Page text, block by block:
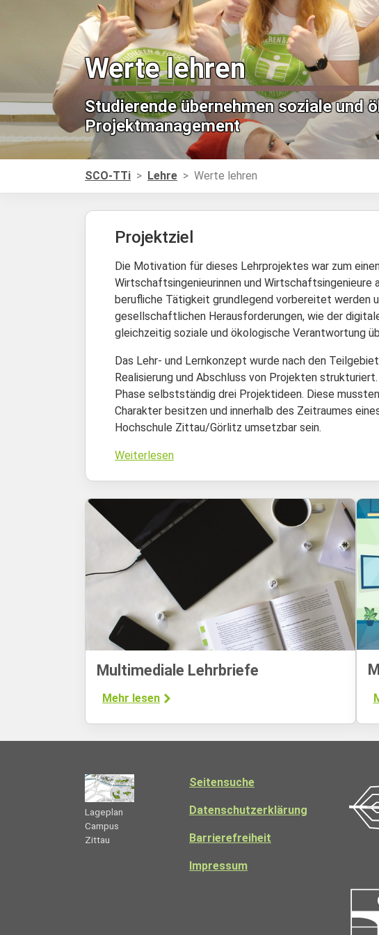
Werte lehren
Studierende übernehmen soziale und
Projektmanagement
SCO-TTi Lehre Werte lehren
Projektziel
Die Motivation für dieses Lehrprojektes war zum
Wirtschaftsingenieurinnen und
berufliche Tätigkeit grundlegend vorbereitet werden
gesellschaftlichen Herausforderungen, wie der
gleichzeitig soziale und ökologische Verantwortung
Das Lehr- und Lernkonzept wurde nach den
Realisierung und Abschluss von Projekten
Phase selbstständig drei Projektideen. Diese
Charakter besitzen und innerhalb des Zeitraumes
Hochschule Zittau/Görlitz umsetzbar sein.
Weiterlesen
Multimediale Lehrbriefe
Mehr lesen
Lageplan
Campus
Zittau
Seitensuche
Datenschutzerklärung
Barrierefreiheit
Impressum